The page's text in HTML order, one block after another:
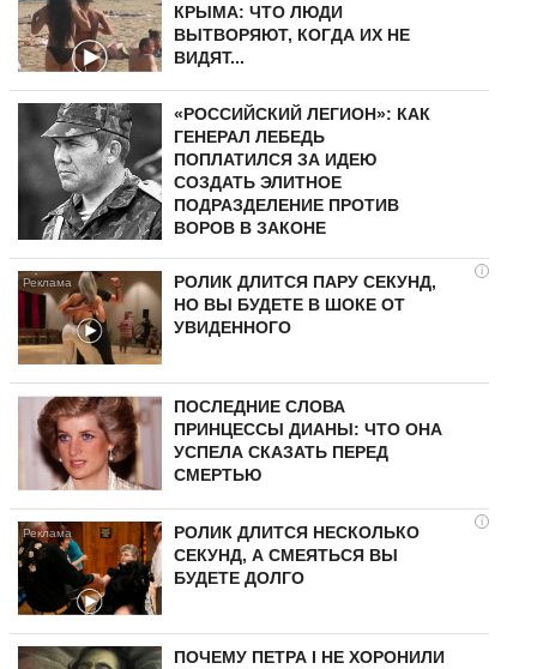
КРЫМА: ЧТО ЛЮДИ
ВЫТВОРЯЮТ, КОГДА ИХ НЕ
ВИДЯТ...
«РОССИЙСКИЙ ЛЕГИОН»: КАК
ГЕНЕРАЛ ЛЕБЕДЬ
ПОПЛАТИЛСЯ ЗА ИДЕЮ
СОЗДАТЬ ЭЛИТНОЕ
ПОДРАЗДЕЛЕНИЕ ПРОТИВ
ВОРОВ В ЗАКОНЕ
i
РОЛИК ДЛИТСЯ ПАРУ СЕКУНД,
НО ВЫ БУДЕТЕ В ШОКЕ ОТ
УВИДЕННОГО
ПОСЛЕДНИЕ СЛОВА
ПРИНЦЕССЫ ДИАНЫ: ЧТО ОНА
УСПЕЛА СКАЗАТЬ ПЕРЕД
СМЕРТЬЮ
i
РОЛИК ДЛИТСЯ НЕСКОЛЬКО
СЕКУНД, А СМЕЯТЬСЯ ВЫ
БУДЕТЕ ДОЛГО
ПОЧЕМУ ПЕТРА I НЕ ХОРОНИЛИ